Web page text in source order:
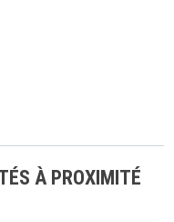
À PROXIMITÉ